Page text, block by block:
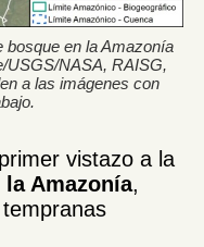
bosque en la Amazonía
USGS/NASA, RAISG,
a las imágenes con
vistazo a la
Amazonía,